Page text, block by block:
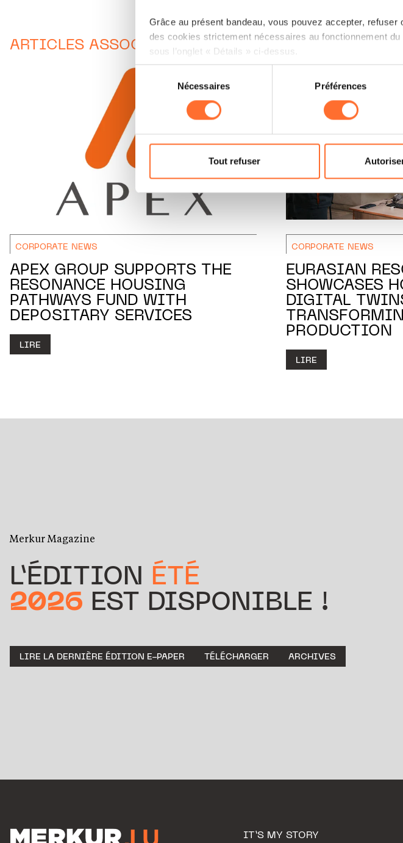
Grâce au présent bandeau, vous pouvez accepter,
des cookies strictement nécessaires au fonctionnement
sous l’onglet « Détails » ci-dessus.
Il est précisé que la navigation sur le site et certaines
sociaux, sauvegarde des préférences de lecture vidéo,
cas de refus de tous les cookies ou des cookies non
Pour de plus amples informations sur la manière dont
personnelles, vous pouvez consulter notre Charte
personnelles.
Sélection
consentement
Nécessaires Préférences
Tout refuser
ARTICLES ASSOCIÉS
CORPORATE NEWS
APEX GROUP SUPPORTS THE
RESONANCE HOUSING
PATHWAYS FUND WITH
DEPOSITARY SERVICES
LIRE
CORPORATE NEWS
EURASIAN
SHOWCASES
DIGITAL
PRODUCTION
LIRE
Merkur Magazine
L’ÉDITION ÉTÉ
2026 EST DISPONIBLE !
LIRE LA DERNIÈRE ÉDITION E-PAPER TÉLÉCHARGER ARCHIVES
IT’S MY STORY